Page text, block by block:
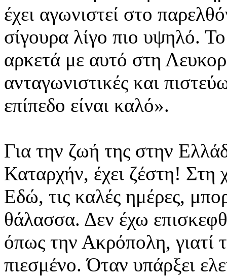
έχει αγωνιστεί στο
σίγουρα λίγο πιο υψηλό.
αρκετά με αυτό στη
ανταγωνιστικές και
επίπεδο είναι καλό».
Για την ζωή της στην
Καταρχήν, έχει ζέστη!
Εδώ, τις καλές ημέρες,
θάλασσα. Δεν έχω
όπως την Ακρόπολη, γιατί
πιεσμένο. Όταν υπάρξει